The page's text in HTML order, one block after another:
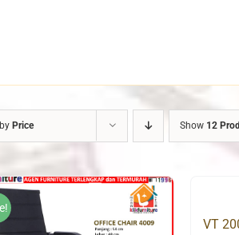
Price Show 12
VT